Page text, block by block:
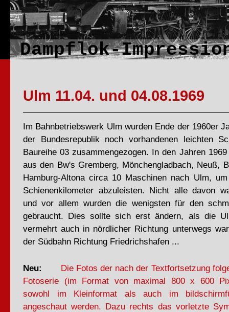
Dampflok-
Ulm 11.04. und 04.08.1969
Im Bahnbetriebswerk Ulm wurden Ende der 1960er
der Bundesrepublik noch vorhandenen leichten
Baureihe 03 zusammengezogen. In den Jahren
aus den Bw's Gremberg, Mönchengladbach, Neuß,
Hamburg-Altona circa 10 Maschinen nach Ulm,
Schienenkilometer abzuleisten. Nicht alle davon
und vor allem wurden die wenigsten für den
gebraucht. Dies sollte sich erst ändern, als die
vermehrt auch in nördlicher Richtung unterwegs
der Südbahn Richtung Friedrichshafen ...
Neu:
Die Fotos der nach der Textfortsetzung
Fotoserie (im Format von maximal 800 x 600
sowohl im Kleinformat als auch im
angeschaut werden. Dazu rechts das vorletzte